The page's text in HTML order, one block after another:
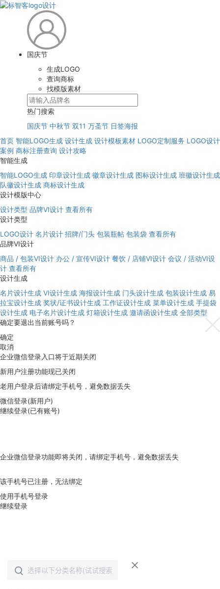
国庆节
生成LOGO
查询商标
找模版素材
热门搜索
国庆节 中秋节 双11 万圣节 日签海报
首页 智能LOGO生成 设计生成 设计模板素材 LOGO定制服务 LOGO设计
案例 商标注册查询 设计攻略
智能生成
智能LOGO生成 印章设计生成 徽章设计生成 图标设计生成 班徽设计生成
队徽设计生成 商标设计生成
设计模版中心
设计类型 品牌VI设计 查看所有
设计类型
LOGO设计 名片设计 招牌/门头 包装瓶帖 包装袋 查看所有
品牌VI设计
商品 / 包装VI设计 办公 / 宣传VI设计 餐饮 / 店铺VI设计 会议 / 活动VI设
计 查看所有
设计生成
名片设计生成 VI设计生成 海报设计生成 门头设计生成 包装设计生成 易
拉宝设计生成 奖状/证书设计生成 工作证设计生成 菜单设计生成 手提袋
设计生成 电子名片设计生成 灯箱设计生成 邀请函设计生成 全部类型
确定要退出当前账号吗？
确定
取消
企业微信登录入口将于近期关闭
新用户注册功能现已关闭
老用户登录后请绑定手机号，避免数据丢失
微信登录(新用户)
继续登录(已有账号)
企业微信登录功能即将关闭，请绑定手机号，避免数据丢失
该手机号已注册，无法绑定
使用手机号登录
继续登录